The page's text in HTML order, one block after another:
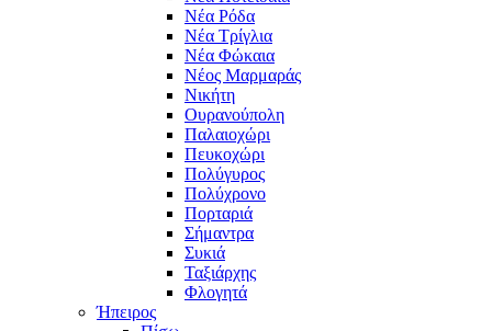
Νέα Ρόδα
Νέα Τρίγλια
Νέα Φώκαια
Νέος Μαρμαράς
Νικήτη
Ουρανούπολη
Παλαιοχώρι
Πευκοχώρι
Πολύγυρος
Πολύχρονο
Πορταριά
Σήμαντρα
Συκιά
Ταξιάρχης
Φλογητά
Ήπειρος